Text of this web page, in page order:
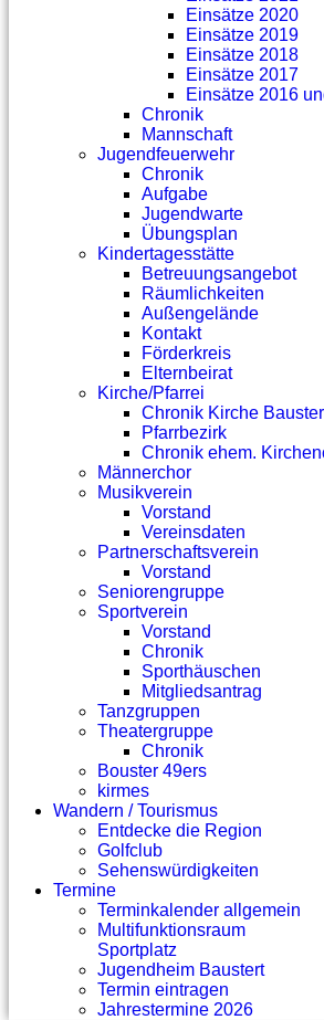
Einsätze 2020
Einsätze 2019
Einsätze 2018
Einsätze 2017
Einsätze 2016
Chronik
Mannschaft
Jugendfeuerwehr
Chronik
Aufgabe
Jugendwarte
Übungsplan
Kindertagesstätte
Betreuungsangebot
Räumlichkeiten
Außengelände
Kontakt
Förderkreis
Elternbeirat
Kirche/Pfarrei
Chronik Kirche
Pfarrbezirk
Chronik ehem.
Männerchor
Musikverein
Vorstand
Vereinsdaten
Partnerschaftsverein
Vorstand
Seniorengruppe
Sportverein
Vorstand
Chronik
Sporthäuschen
Mitgliedsantrag
Tanzgruppen
Theatergruppe
Chronik
Bouster 49ers
kirmes
Wandern / Tourismus
Entdecke die Region
Golfclub
Sehenswürdigkeiten
Termine
Terminkalender allgemein
Multifunktionsraum
Sportplatz
Jugendheim Baustert
Termin eintragen
Jahrestermine 2026